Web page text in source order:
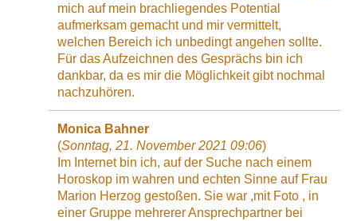
mich auf mein brachliegendes Potential
aufmerksam gemacht und mir vermittelt,
welchen Bereich ich unbedingt angehen sollte.
Für das Aufzeichnen des Gesprächs bin ich
dankbar, da es mir die Möglichkeit gibt nochmal
nachzuhören.
Monica Bahner
(Sonntag, 21. November 2021 09:06)
Im Internet bin ich, auf der Suche nach einem
Horoskop im wahren und echten Sinne auf Frau
Marion Herzog gestoßen. Sie war ,mit Foto , in
einer Gruppe mehrerer Ansprechpartner bei